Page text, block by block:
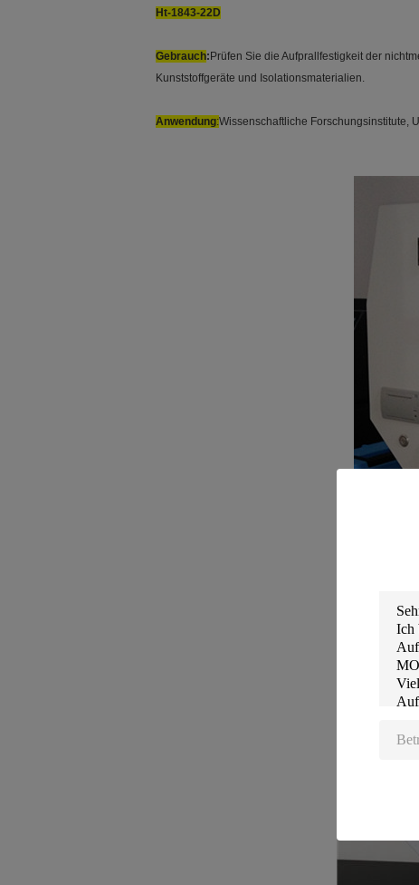
Ht-1843-22D
Gebrauch: Prüfen Sie die Aufprallfestigkeit der
Kunststoffgeräte und Isolationsmaterialien.
Anwendung:Wissenschaftliche Forschungsinstitute,